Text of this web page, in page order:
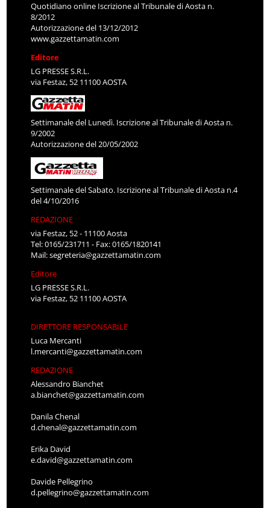
Quotidiano online Iscrizione al Tribunale di Aosta n.
8/2012
Autorizzazione del 13/12/2012
www.gazzettamatin.com
Editore
LG PRESSE S.R.L.
via Festaz, 52 11100 AOSTA
Settimanale del Lunedì. Iscrizione al Tribunale di Aosta n.
9/2002
Autorizzazione del 20/05/2002
Settimanale del Sabato. Iscrizione al Tribunale di Aosta n.4
del 4/10/2016
REDAZIONE
via Festaz, 52 - 11100 Aosta
Tel: 0165/231711 - Fax: 0165/1820141
Mail:segreteria@gazzettamatin.com
Editore
LG PRESSE S.R.L.
via Festaz, 52 11100 AOSTA
DIRETTORE RESPONSABILE
Luca Mercanti
l.mercanti@gazzettamatin.com
REDAZIONE
Alessandro Bianchet
a.bianchet@gazzettamatin.com
Danila Chenal
d.chenal@gazzettamatin.com
Erika David
e.david@gazzettamatin.com
Davide Pellegrino
d.pellegrino@gazzettamatin.com